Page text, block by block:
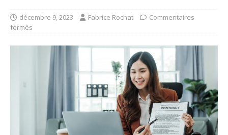
décembre 9, 2023 Fabrice Rochat
Commentaires
fermés